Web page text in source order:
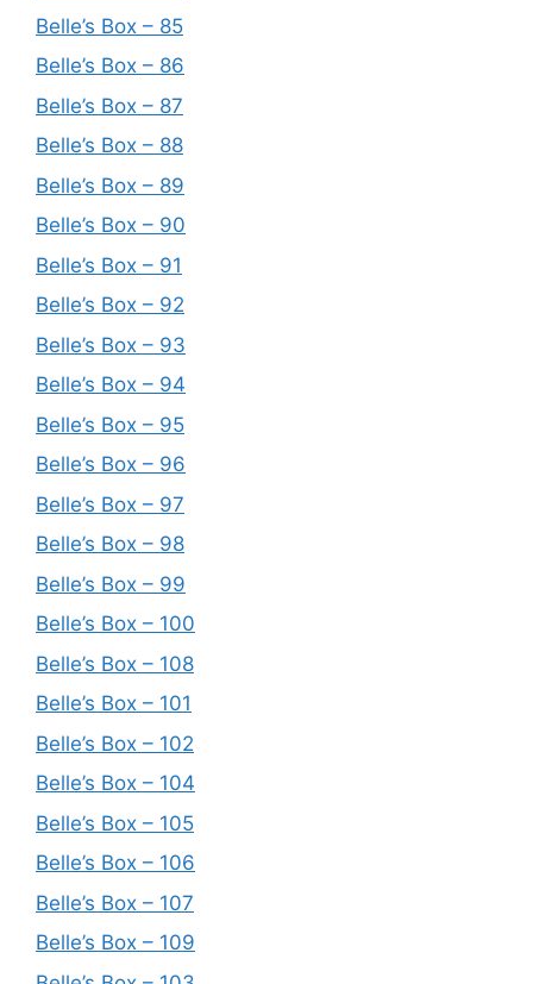
Belle’s Box – 85
Belle’s Box – 86
Belle’s Box – 87
Belle’s Box – 88
Belle’s Box – 89
Belle’s Box – 90
Belle’s Box – 91
Belle’s Box – 92
Belle’s Box – 93
Belle’s Box – 94
Belle’s Box – 95
Belle’s Box – 96
Belle’s Box – 97
Belle’s Box – 98
Belle’s Box – 99
Belle’s Box – 100
Belle’s Box – 108
Belle’s Box – 101
Belle’s Box – 102
Belle’s Box – 104
Belle’s Box – 105
Belle’s Box – 106
Belle’s Box – 107
Belle’s Box – 109